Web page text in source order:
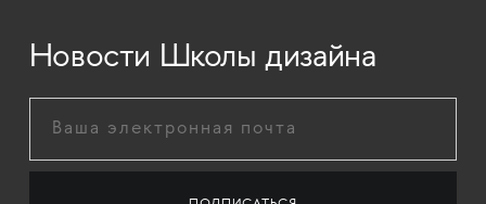
Новости Школы дизайна